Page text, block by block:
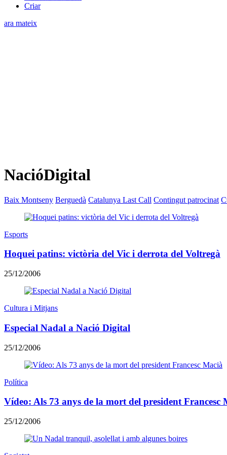
Criar
ara mateix
NacióDigital
Baix Montseny Berguedà Catalunya Last Call Contingut patrocinat
Esports
Hoquei patins: victòria del Vic i derrota del Voltregà
25/12/2006
Cultura i Mitjans
Especial Nadal a Nació Digital
25/12/2006
Política
Vídeo: Als 73 anys de la mort del president Francesc
25/12/2006